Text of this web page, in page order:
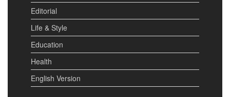
Editorial
Life & Style
Education
Health
English Version